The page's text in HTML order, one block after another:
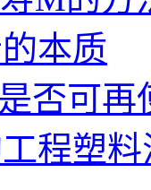
本质
否可再
程塑